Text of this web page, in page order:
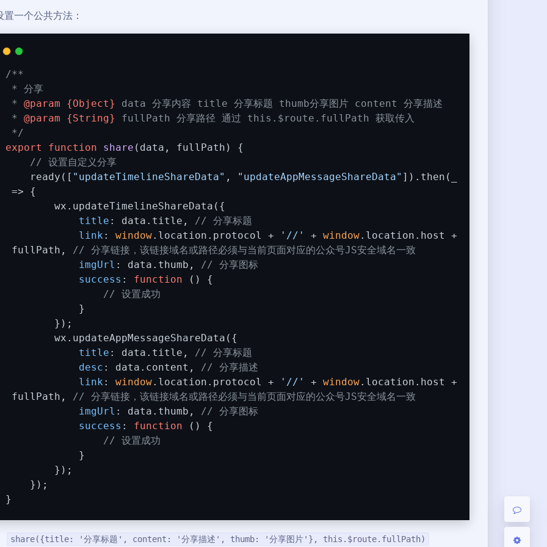
Sans Serif
置一个公共方法：
/**
* 分享
* @param {Object}
data 分享内容 title 分享标题 thumb分享图片 content 分享描述
* @param {String}
fullPath 分享路径 通过 this.$route.fullPath 获取传入
*/
export
function share ( data, fullPath ) {
// 设置自定义分享
    ready([
"updateTimelineShareData" , "updateAppMessageShareData" ]).then(
=> {
        wx.updateTimelineShareData({
title : data.title, // 分享标题
link: window.location.protocol + '//' + window.location.host +
fullPath, // 分享链接，该链接域名或路径必须与当前页面对应的公众号JS安全域名一致
imgUrl : data.thumb, // 分享图标
success : function ( ) {
// 设置成功
            }
        });
        wx.updateAppMessageShareData({
title : data.title, // 分享标题
desc : data.content, // 分享描述
link: window.location.protocol + '//' + window.location.host +
fullPath, // 分享链接，该链接域名或路径必须与当前页面对应的公众号JS安全域名一致
imgUrl : data.thumb, // 分享图标
success : function ( ) {
// 设置成功
            }
        });
    });
}
share({title: '分享标题', content: '分享描述', thumb: '分享图片'}, this.$route.fullPath)